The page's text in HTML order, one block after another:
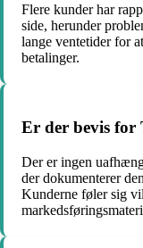
Flere kunder har
side, herunder
lange ventetider for
betalinger.
Er der bevis for
Der er ingen
der dokumenterer
Kunderne føler sig